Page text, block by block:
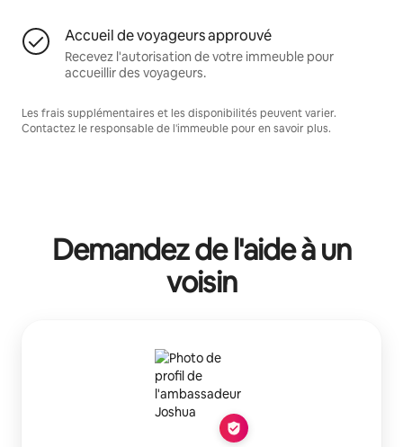
Accueil de voyageurs approuvé
Recevez l'autorisation de votre immeuble pour
accueillir des voyageurs.
Les frais supplémentaires et les disponibilités peuvent varier.
Contactez le responsable de l'immeuble pour en savoir plus.
Demandez de l'aide à un
voisin